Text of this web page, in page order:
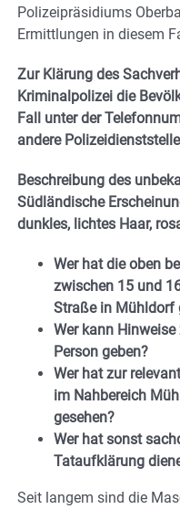
Polizeipräsidiums
Ermittlungen in diesem
Zur Klärung des
Kriminalpolizei die
Fall unter der
andere
Beschreibung des
Südländische
dunkles, lichtes Haar,
Wer hat die oben
zwischen 15 und
Straße in Mühldorf
Wer kann
Person geben?
Wer hat zur
im Nahbereich
gesehen?
Wer hat sonst
Tataufklärung
Seit langem sind die